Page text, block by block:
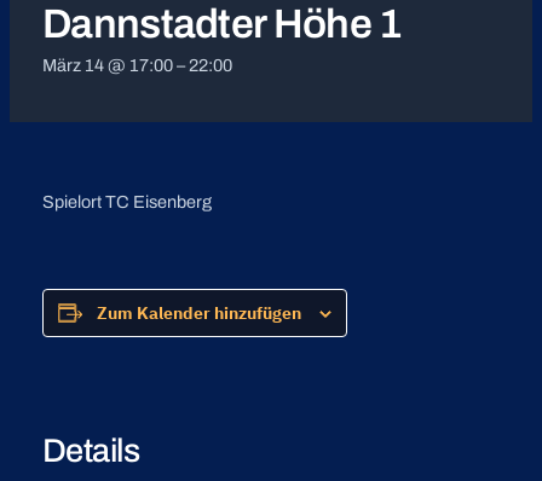
Dannstadter Höhe 1
März 14 @ 17:00–22:00
Spielort TC Eisenberg
Zum Kalender hinzufügen
Details